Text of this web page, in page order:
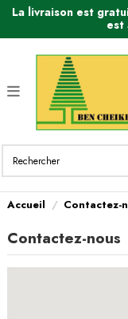
La livraison est
est
Accueil Contactez-
Contactez-nous